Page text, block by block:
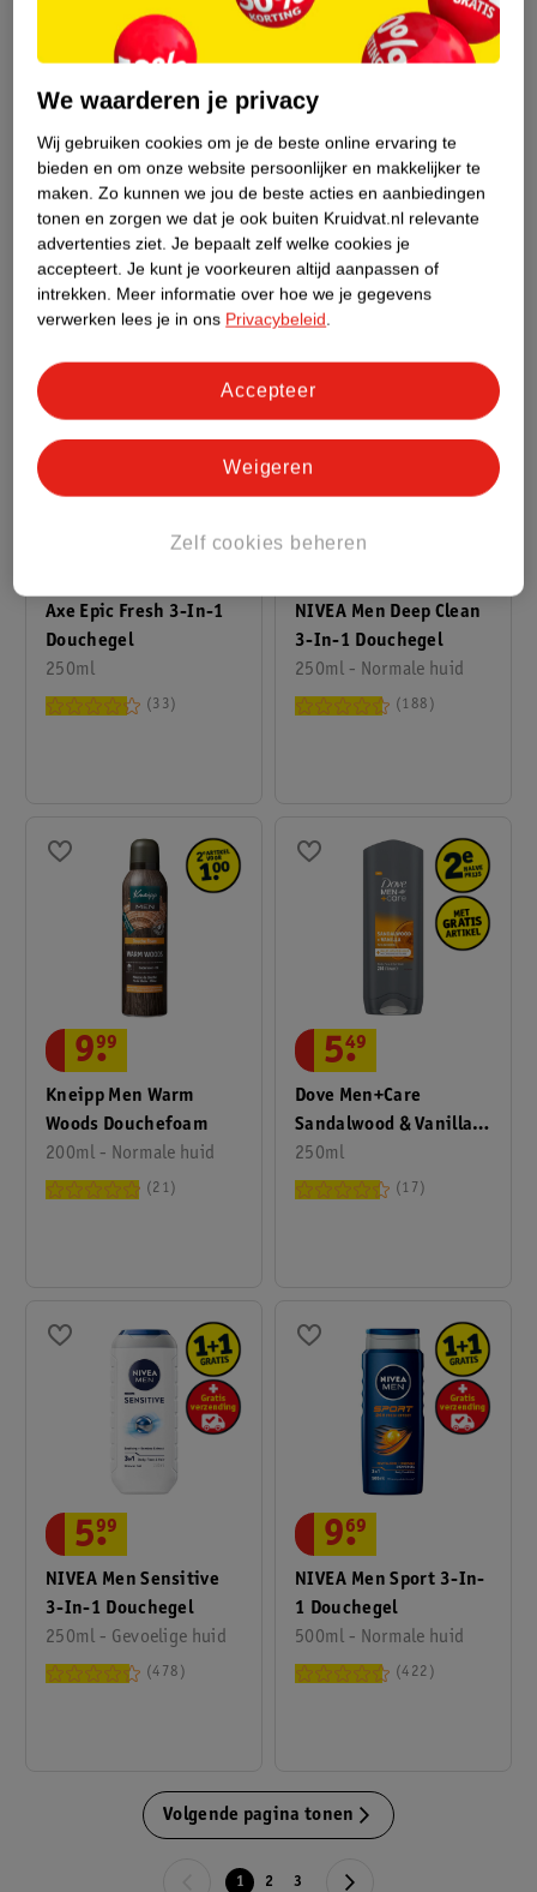
Eucalyptus + Mint
Douchegel
400ml
7.
11
Men 2-In-1 Shampoo &
Shower
500ml
78
Axe Epic Fresh 3-In-1
Douchegel
250ml
33
NIVEA Men Deep Clean
3-In-1 Douchegel
250ml - Normale huid
188
Kneipp Men Warm
Woods Douchefoam
200ml - Normale huid
9.
99
21
Dove Men+Care
Sandalwood & Vanilla
3-In-1 Douchegel
250ml
5.
49
17
NIVEA Men Sensitive
3-In-1 Douchegel
250ml - Gevoelige huid
5.
99
478
NIVEA Men Sport 3-In-
1 Douchegel
500ml - Normale huid
9.
69
422
Volgende pagina tonen
1 2 3
We waarderen je privacy
Wij gebruiken cookies om je de beste online ervaring te
bieden en om onze website persoonlijker en makkelijker te
maken. Zo kunnen we jou de beste acties en aanbiedingen
tonen en zorgen we dat je ook buiten Kruidvat.nl relevante
advertenties ziet. Je bepaalt zelf welke cookies je
accepteert. Je kunt je voorkeuren altijd aanpassen of
intrekken. Meer informatie over hoe we je gegevens
verwerken lees je in ons Privacybeleid.
Zelf cookies beheren
Weigeren
Accepteer